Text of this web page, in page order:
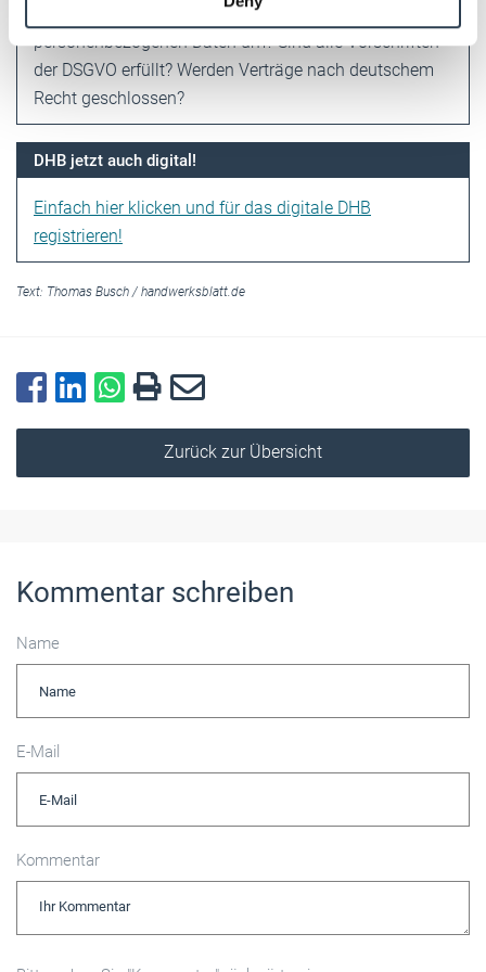
Weitere Informationen:Impressum Datenschutz
Cloud-Dienstleister und wie gehen diese mit
personenbezogenen Daten um? Sind alle Vorschriften
der DSGVO erfüllt? Werden Verträge nach deutschem
Recht geschlossen?
DHB jetzt auch digital!
Einfach hier klicken und für das digitale DHB
registrieren!
Text: Thomas Busch / handwerksblatt.de
Zurück zur Übersicht
Kommentar schreiben
Name
E-Mail
Kommentar